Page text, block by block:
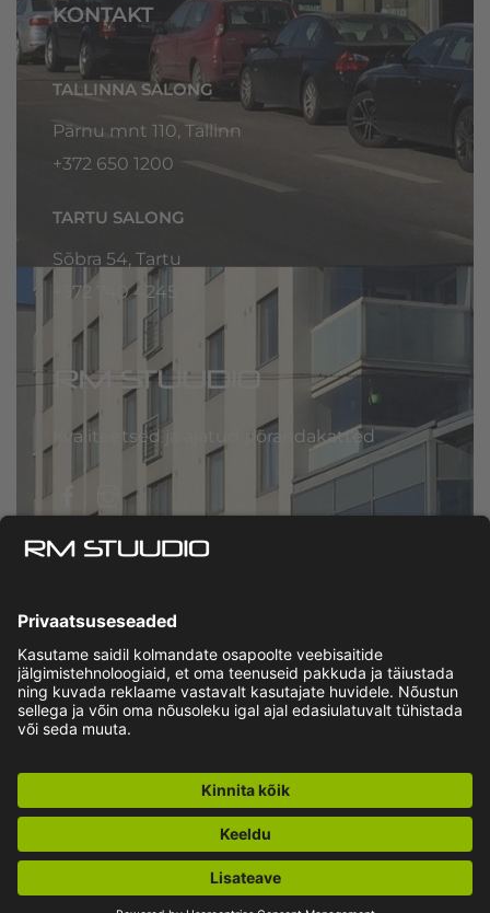
KONTAKT
TALLINNA SALONG
Pärnu mnt 110, Tallinn
+372 650 1200
TARTU SALONG
Sõbra 54, Tartu
+372
740 4245
Kvaliteetsed ja ajatud põrandakatted
FacebookInstagram
Privaatsuspoliitika